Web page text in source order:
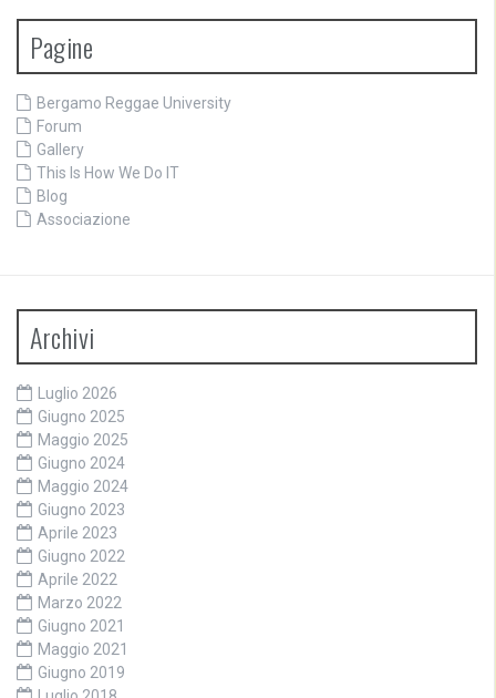
Pagine
Bergamo Reggae University
Forum
Gallery
This Is How We Do IT
Blog
Associazione
Archivi
Luglio 2026
Giugno 2025
Maggio 2025
Giugno 2024
Maggio 2024
Giugno 2023
Aprile 2023
Giugno 2022
Aprile 2022
Marzo 2022
Giugno 2021
Maggio 2021
Giugno 2019